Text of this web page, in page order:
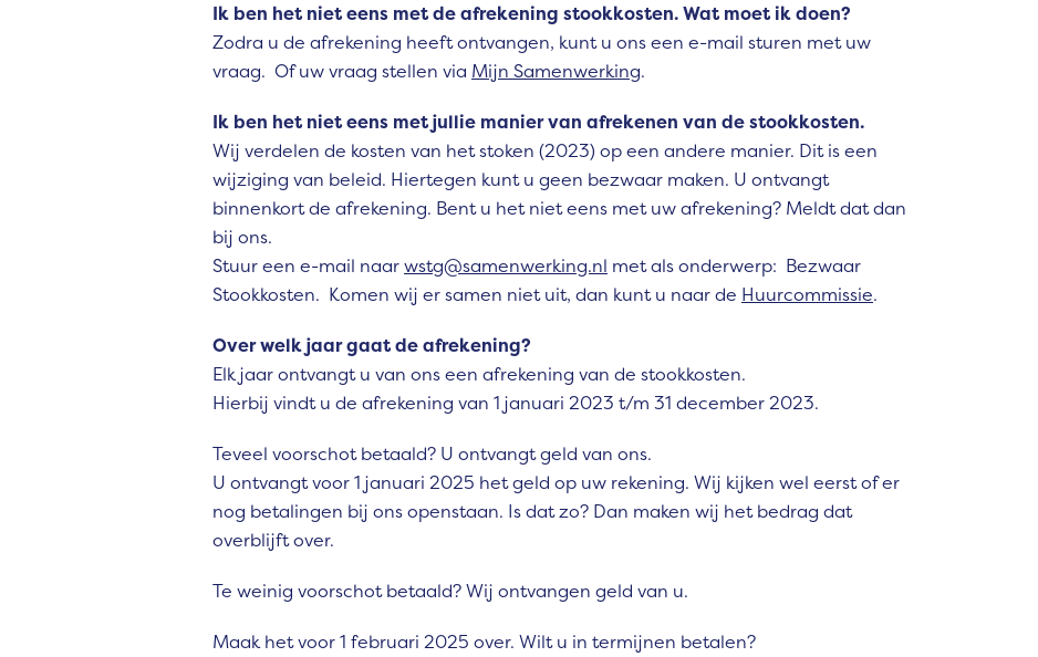
Ik ben het niet eens met de afrekening stookkosten. Wat moet ik doen?
Zodra u de afrekening heeft ontvangen, kunt u ons een e-mail sturen met uw
vraag. Of uw vraag stellen via Mijn Samenwerking.
Ik ben het niet eens met jullie manier van afrekenen van de stookkosten.
Wij verdelen de kosten van het stoken (2023) op een andere manier. Dit is een
wijziging van beleid. Hiertegen kunt u geen bezwaar maken. U ontvangt
binnenkort de afrekening. Bent u het niet eens met uw afrekening? Meldt dat dan
bij ons.
Stuur een e-mail naarwstg@samenwerking.nl met als onderwerp: Bezwaar
Stookkosten. Komen wij er samen niet uit, dan kunt u naar de Huurcommissie.
Over welk jaar gaat de afrekening?
Elk jaar ontvangt u van ons een afrekening van de stookkosten.
Hierbij vindt u de afrekening van 1 januari 2023 t/m 31 december 2023.
Teveel voorschot betaald? U ontvangt geld van ons.
U ontvangt voor 1 januari 2025 het geld op uw rekening. Wij kijken wel eerst of er
nog betalingen bij ons openstaan. Is dat zo? Dan maken wij het bedrag dat
overblijft over.
Te weinig voorschot betaald? Wij ontvangen geld van u.
Maak het voor 1 februari 2025 over. Wilt u in termijnen betalen?